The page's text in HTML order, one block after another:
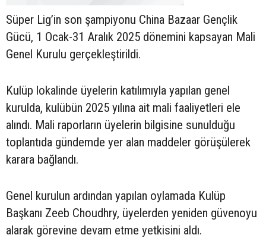
Süper Lig’in son şampiyonu China Bazaar Gençlik
Gücü, 1 Ocak-31 Aralık 2025 dönemini kapsayan Mali
Genel Kurulu gerçekleştirildi.
Kulüp lokalinde üyelerin katılımıyla yapılan genel
kurulda, kulübün 2025 yılına ait mali faaliyetleri ele
alındı. Mali raporların üyelerin bilgisine sunulduğu
toplantıda gündemde yer alan maddeler görüşülerek
karara bağlandı.
Genel kurulun ardından yapılan oylamada Kulüp
Başkanı Zeeb Choudhry, üyelerden yeniden güvenoyu
alarak görevine devam etme yetkisini aldı.